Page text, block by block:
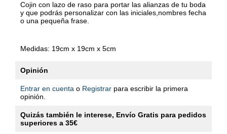
Cojin con lazo de raso para portar las alianzas de tu boda
y que podrás personalizar con las iniciales,nombres fecha
o una pequeña frase.
Medidas: 19cm x 19cm x 5cm
Opinión
Entrar en cuenta o Registrar para escribir la primera
opinión.
Quizás también le interese, Envío Gratis para pedidos
superiores a 35€